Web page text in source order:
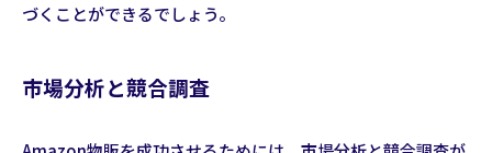
づくことができるでしょう。
市場分析と競合調査